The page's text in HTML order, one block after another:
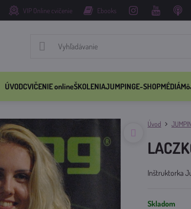
VIP Online cvičenie Ebooks
ÚVODCVIČENIE onlineŠKOLENIAJUMPINGE-SHOPMÉDIÁ
Úvod
Inštruktorka
Skladom